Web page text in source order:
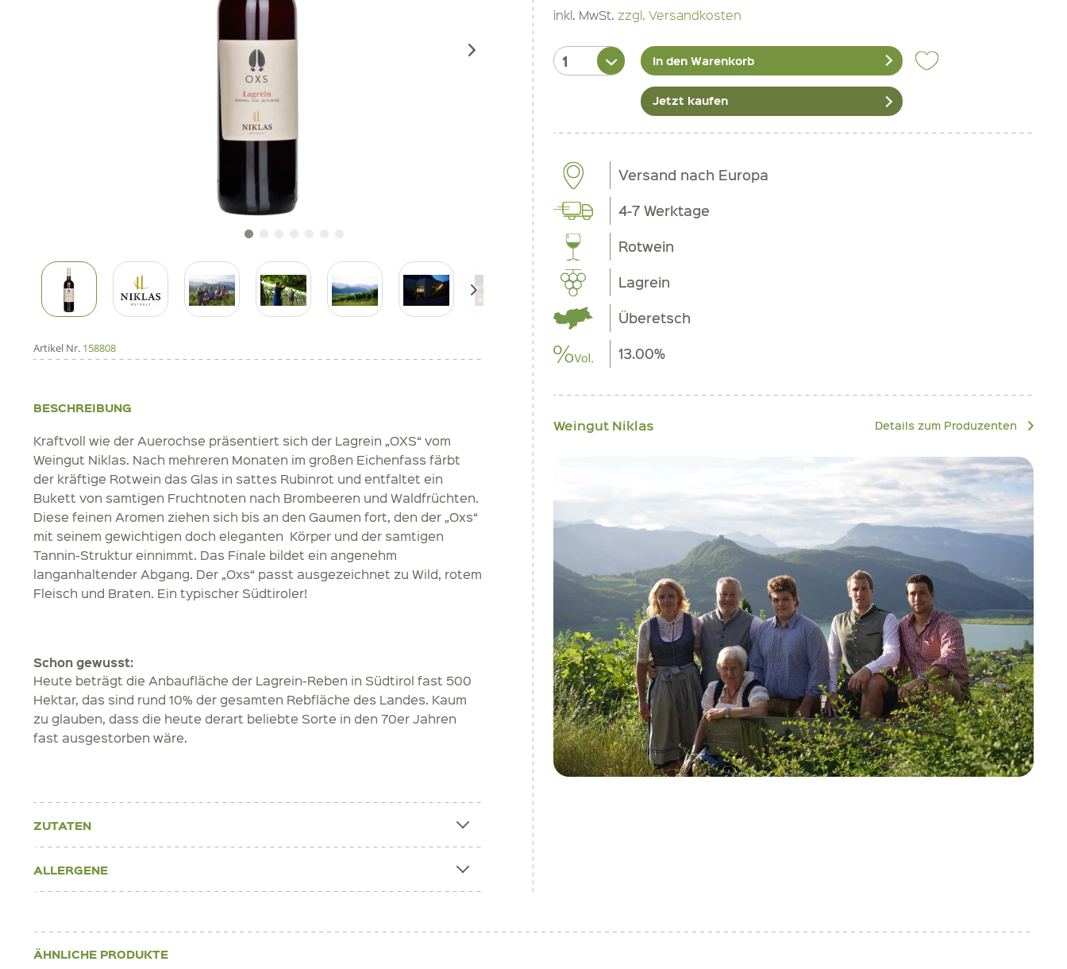
Artikel Nr. 158808
BESCHREIBUNG
Kraftvoll wie der Auerochse präsentiert sich der Lagrein „OXS“ vom
Weingut Niklas. Nach mehreren Monaten im großen Eichenfass färbt
der kräftige Rotwein das Glas in sattes Rubinrot und entfaltet ein
Bukett von samtigen Fruchtnoten nach Brombeeren und Waldfrüchten.
Diese feinen Aromen ziehen sich bis an den Gaumen fort, den der „Oxs“
mit seinem gewichtigen doch eleganten Körper und der samtigen
Tannin-Struktur einnimmt. Das Finale bildet ein angenehm
langanhaltender Abgang. Der „Oxs“ passt ausgezeichnet zu Wild, rotem
Fleisch und Braten. Ein typischer Südtiroler!
Schon gewusst:
Heute beträgt die Anbaufläche der Lagrein-Reben in Südtirol fast 500
Hektar, das sind rund 10% der gesamten Rebfläche des Landes. Kaum
zu glauben, dass die heute derart beliebte Sorte in den 70er Jahren
fast ausgestorben wäre.
ZUTATEN
ALLERGENE
inkl. MwSt. zzgl. Versandkosten
In den Warenkorb
Jetzt kaufen
Versand nach Europa
4-7 Werktage
Rotwein
Lagrein
Überetsch
13.00%
Weingut Niklas Details zum Produzenten
ÄHNLICHE PRODUKTE